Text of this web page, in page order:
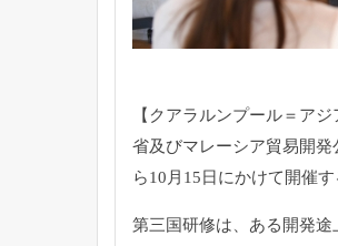
【クアラルンプール＝ア
省及びマレーシア貿易開発
ら10月15日にかけて開催す
第三国研修は、ある開発途